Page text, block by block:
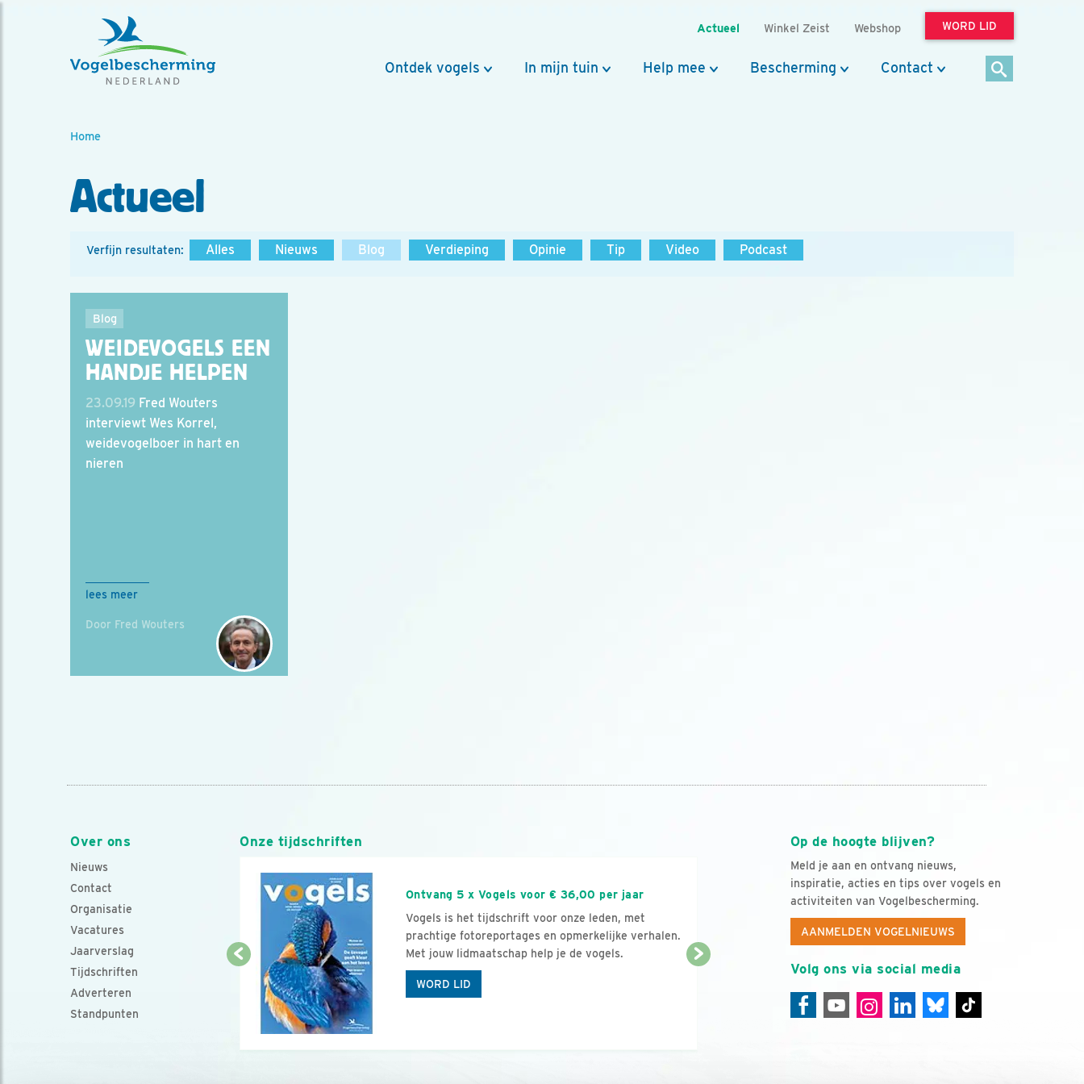
Actueel Winkel Zeist Webshop WORD LID
Ontdek vogels In mijn tuin Help mee Bescherming Contact
Home
Actueel
Verfijn resultaten: Alles Nieuws Blog Verdieping Opinie Tip Video Podcast
Blog
WEIDEVOGELS EEN
HANDJE HELPEN
23.09.19 Fred Wouters
interviewt Wes Korrel,
weidevogelboer in hart en
nieren
lees meer
Door Fred Wouters
Over ons
Nieuws
Contact
Organisatie
Vacatures
Jaarverslag
Tijdschriften
Adverteren
Standpunten
Op de hoogte blijven?
Meld je aan en ontvang nieuws,
inspiratie, acties en tips over vogels en
activiteiten van Vogelbescherming.
AANMELDEN VOGELNIEUWS
Volg ons via social media
Onze tijdschriften
Ontvang 5 x Vogels voor € 36,00 per jaar
Vogels is het tijdschrift voor onze leden, met
prachtige fotoreportages en opmerkelijke verhalen.
Met jouw lidmaatschap help je de vogels.
WORD LID